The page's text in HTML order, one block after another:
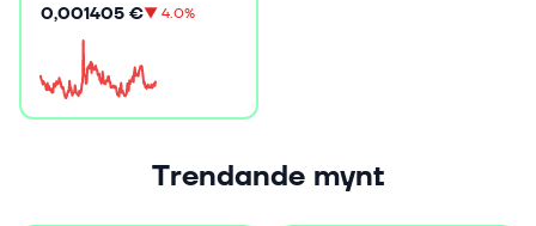
0,001405 €▼4.0%
Trendande mynt